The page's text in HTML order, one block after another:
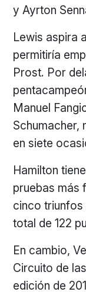
y Ayrton
Lewis aspira
permitiría
Prost. Por
Manuel
Schumacher,
en siete
Hamilton
pruebas más
cinco triunfos
total de 122
En cambio,
Circuito de
edición de